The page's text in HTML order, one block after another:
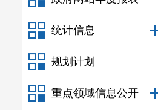
统计信息
规划计划
重点领域信息公开